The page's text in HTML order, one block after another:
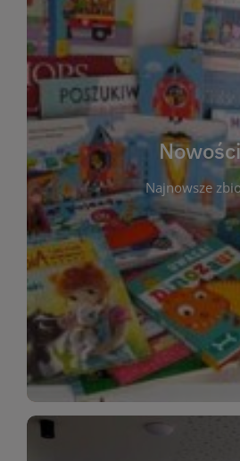
Nowości
Najnowsze
W tej sekcji prezentujemy
audiobooki oraz filmy, które
zbiorów Miejskiej
Starachowicach. Regularnie
aby Czytelnicy mogli na
tytuły i najciekawsze premiery
pozycja opatrzona jest
informacją o dostępności w
do częstych odwiedzin –
niemal każdego tygodnia!
zawsze będziesz wiedzieć, co
jako pierwsze.
WIĘCEJ